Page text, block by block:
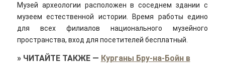
Музей археологии расположен в соседнем здании с
музеем естественной истории. Время работы едино
для всех филиалов национального музейного
пространства, вход для посетителей бесплатный.
» ЧИТАЙТЕ ТАКЖЕ— Курганы Бру-на-Бойн в